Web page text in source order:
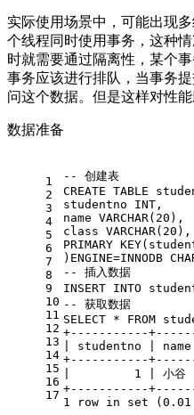
实际使用场景中，可能出现
个线程同时使用事务，这种
时就需要通过隔离性，某个
事务应该进行排队，当事务
问这个数据。但是这样对性
数据准备
1
2
3
4
5
6
7
8
9
10
11
12
13
14
15
16
17
-- 创建表
CREATE TABLE
studentno INT ,
name VARCHAR( 20 ),
class VARCHAR( 20 ),
PRIMARY
)ENGINE=INNODB
-- 插入数据
INSERT INTO
-- 获取数据
SELECT * FROM
+-----------
studentno
+-----------
1 小
+-----------
1
row in set (0.01